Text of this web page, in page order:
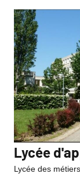
Lycée
Lycée des